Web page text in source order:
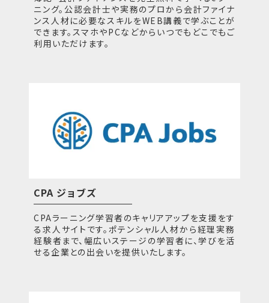
ニング。公認会計士や実務のプロから会計ファイナ
ンス人材に必要なスキルをWEB講義で学ぶことが
できます。スマホやPCなどからいつでもどこでもご
利用いただけます。
CPA ジョブズ
CPAラーニング学習者のキャリアアップを支援をす
る求人サイトです。ポテンシャル人材から経理実務
経験者まで、幅広いステージの学習者に、学びを活
せる企業との出会いを提供いたします。